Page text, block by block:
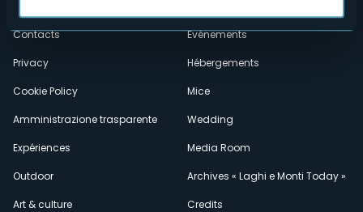
secondario
Contacts
Privacy
Cookie Policy
Amministrazione trasparente
Expériences
Outdoor
Art & culture
Événements
Hébergements
Mice
Wedding
Media Room
Archives « Laghi e Monti Today »
Credits